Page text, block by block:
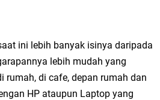
ini lebih banyak isinya daripada
lebih mudah yang
rumah, di cafe, depan rumah dan
HP ataupun Laptop yang